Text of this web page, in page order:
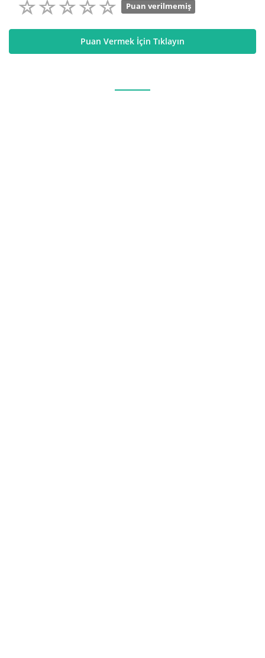
Puan verilmemiş
Puan Vermek İçin Tıklayın